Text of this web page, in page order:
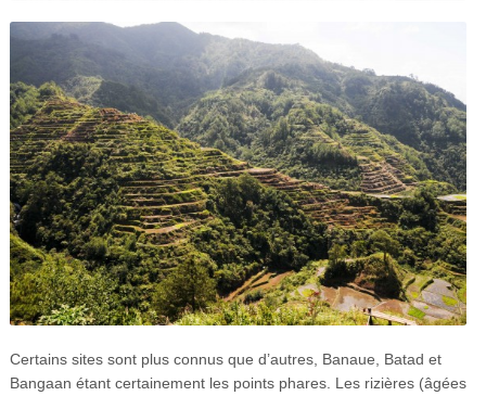
Certains sites sont plus connus que d’autres, Banaue, Batad et
Bangaan étant certainement les points phares. Les rizières (âgées